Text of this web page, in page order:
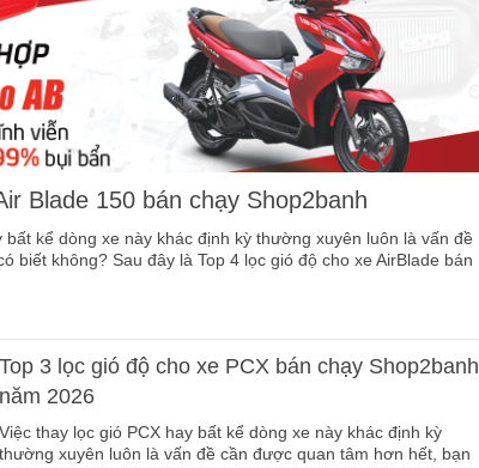
Blade 150 bán chạy Shop2banh
bất kể dòng xe này khác định kỳ thường xuyên luôn là vấn đề
biết không? Sau đây là Top 4 lọc gió độ cho xe AirBlade bán
Top 3 lọc gió độ cho xe PCX bán chạy Shop2banh
năm 2026
Việc thay lọc gió PCX hay bất kể dòng xe này khác định kỳ
thường xuyên luôn là vấn đề cần được quan tâm hơn hết, bạn